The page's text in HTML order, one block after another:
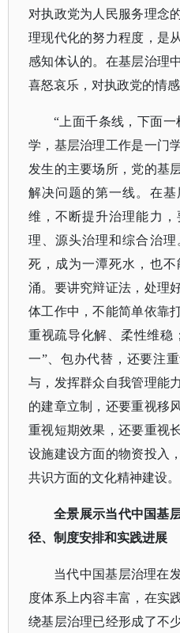
对执政党为人民服务理念
理现代化的努力程度，是
感知体认的。在基层治理
喜怒哀乐，对执政党的情
“上面千条线，下面
学，基层治理工作是一门
发生的主要场所，党的基
解决问题的第一线。在
维，不断提升治理能力
理、源头治理和综合治
死，成为一潭死水，也
涌。要讲究辩证法，处理
体工作中，不能简单依靠
重视疏导化解、柔性维稳
一”、包办代替，还要注
与，发挥群众自我管理能
的建章立制，还要重视移
重视短期效果，还要重视
设施建设方面的物资投入
共识方面的文化精神建设。
全景展示当代中国基
径、制度安排和实践进展
当代中国基层治理在
度体系上内容丰富，在实
绕基层治理已经形成了不